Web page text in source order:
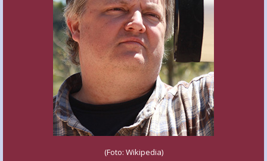
(Foto: Wikipedia)